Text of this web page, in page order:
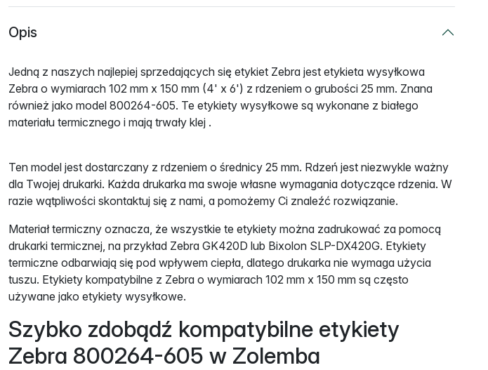
Opis
Jedną z naszych najlepiej sprzedających się etykiet Zebra jest etykieta wysyłkowa
Zebra o wymiarach 102 mm x 150 mm (4' x 6') z rdzeniem o grubości 25 mm. Znana
również jako model 800264-605. Te etykiety wysyłkowe są wykonane z białego
materiału termicznego i mają trwały klej .
Ten model jest dostarczany z rdzeniem o średnicy 25 mm. Rdzeń jest niezwykle ważny
dla Twojej drukarki. Każda drukarka ma swoje własne wymagania dotyczące rdzenia. W
razie wątpliwości skontaktuj się z nami, a pomożemy Ci znaleźć rozwiązanie.
Materiał termiczny oznacza, że ​​wszystkie te etykiety można zadrukować za pomocą
drukarki termicznej, na przykład Zebra GK420D lub Bixolon SLP-DX420G. Etykiety
termiczne odbarwiają się pod wpływem ciepła, dlatego drukarka nie wymaga użycia
tuszu. Etykiety kompatybilne z Zebra o wymiarach 102 mm x 150 mm są często
używane jako etykiety wysyłkowe.
Szybko zdobądź kompatybilne etykiety
Zebra 800264-605 w Zolemba